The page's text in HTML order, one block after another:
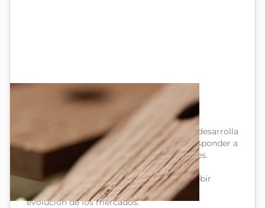
Maderas enológicas de alta calidad
Precursor y vanguardista, Boisé® France desarrolla
productos inéditos en el mercado para responder a
las expectativas de todos los consumidores.
Gracias a una amplia gama de maderas
excepcionales, usted podrá innovar, concebir
distintos tipos de perfiles y adaptarse a la
evolución de los mercados.